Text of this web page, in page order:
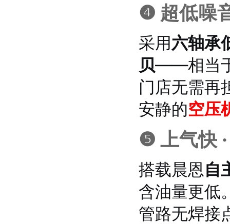
❹ 超低噪
采用六轴承
贝——相当
门店无需再
安静的空压
❺ 上气快
搭载晨恩自
含油量更低
管路无焊接